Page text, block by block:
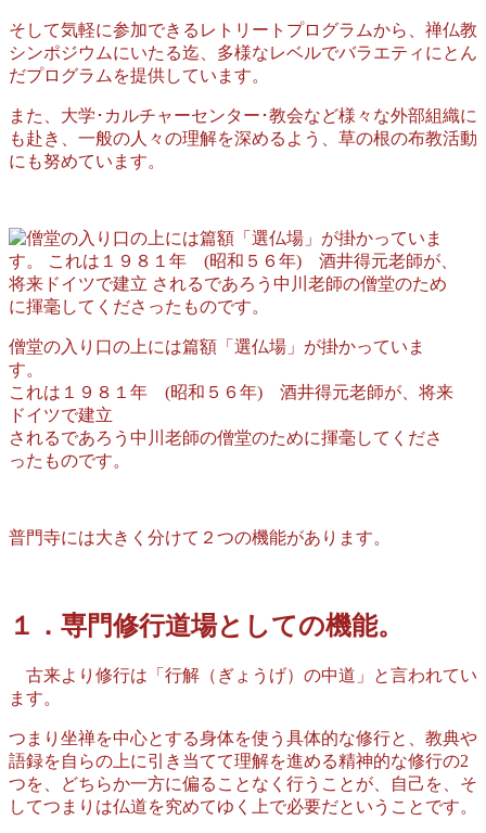
そして気軽に参加できるレトリートプログラムから、禅仏教
シンポジウムにいたる迄、多様なレベルでバラエティにとん
だプログラムを提供しています。
また、大学･カルチャーセンター･教会など様々な外部組織に
も赴き、一般の人々の理解を深めるよう、草の根の布教活動
にも努めています。
僧堂の入り口の上には篇額「選仏場」が掛かっていま
す。
これは１９８１年 (昭和５６年) 酒井得元老師が、将来
ドイツで建立
されるであろう中川老師の僧堂のために揮毫してくださ
ったものです。
普門寺には大きく分けて２つの機能があります。
１．専門修行道場としての機能。
古来より修行は「行解（ぎょうげ）の中道」と言われてい
ます。
つまり坐禅を中心とする身体を使う具体的な修行と、教典や
語録を自らの上に引き当てて理解を進める精神的な修行の2
つを、どちらか一方に偏ることなく行うことが、自己を、そ
してつまりは仏道を究めてゆく上で必要だということです。